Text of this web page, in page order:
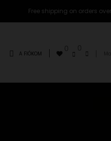
Free shipping on orders
A FIÓKOM